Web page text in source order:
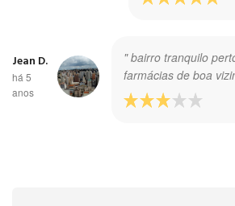
" bairro tranquilo
farmácias de boa
Jean D.
há 5
anos